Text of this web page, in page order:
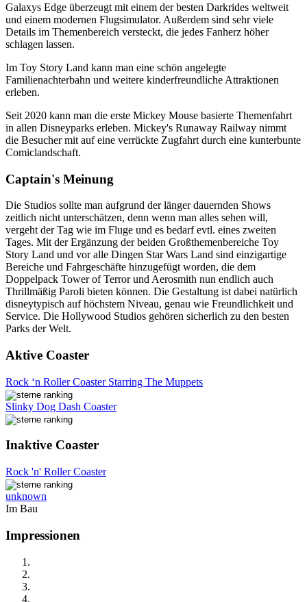
Galaxys Edge überzeugt mit einem der besten Darkrides weltweit
und einem modernen Flugsimulator. Außerdem sind sehr viele
Details im Themenbereich versteckt, die jedes Fanherz höher
schlagen lassen.
Im Toy Story Land kann man eine schön angelegte
Familienachterbahn und weitere kinderfreundliche Attraktionen
erleben.
Seit 2020 kann man die erste Mickey Mouse basierte Themenfahrt
in allen Disneyparks erleben. Mickey's Runaway Railway nimmt
die Besucher mit auf eine verrückte Zugfahrt durch eine kunterbunte
Comiclandschaft.
Captain's Meinung
Die Studios sollte man aufgrund der länger dauernden Shows
zeitlich nicht unterschätzen, denn wenn man alles sehen will,
vergeht der Tag wie im Fluge und es bedarf evtl. eines zweiten
Tages. Mit der Ergänzung der beiden Großthemenbereiche Toy
Story Land und vor alle Dingen Star Wars Land sind einzigartige
Bereiche und Fahrgeschäfte hinzugefügt worden, die dem
Doppelpack Tower of Terror und Aerosmith nun endlich auch
Thrillmäßig Paroli bieten können. Die Gestaltung ist dabei natürlich
disneytypisch auf höchstem Niveau, genau wie Freundlichkeit und
Service. Die Hollywood Studios gehören sicherlich zu den besten
Parks der Welt.
Aktive Coaster
Rock ‘n Roller Coaster Starring The Muppets
Slinky Dog Dash Coaster
Inaktive Coaster
Rock 'n' Roller Coaster
unknown
Im Bau
Impressionen